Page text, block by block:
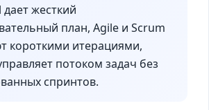
жесткий
план, Agile и Scrum
короткими итерациями,
потоком задач без
спринтов.